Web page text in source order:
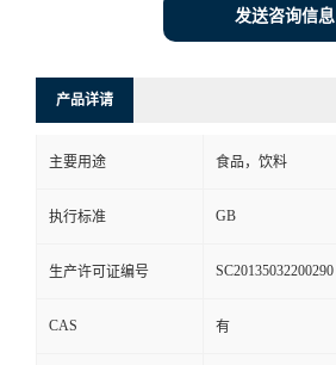
发送咨询信息
产品详请
主要用途 食品，饮料
执行标准 GB
生产许可证编号 SC20135032200290
CAS 有